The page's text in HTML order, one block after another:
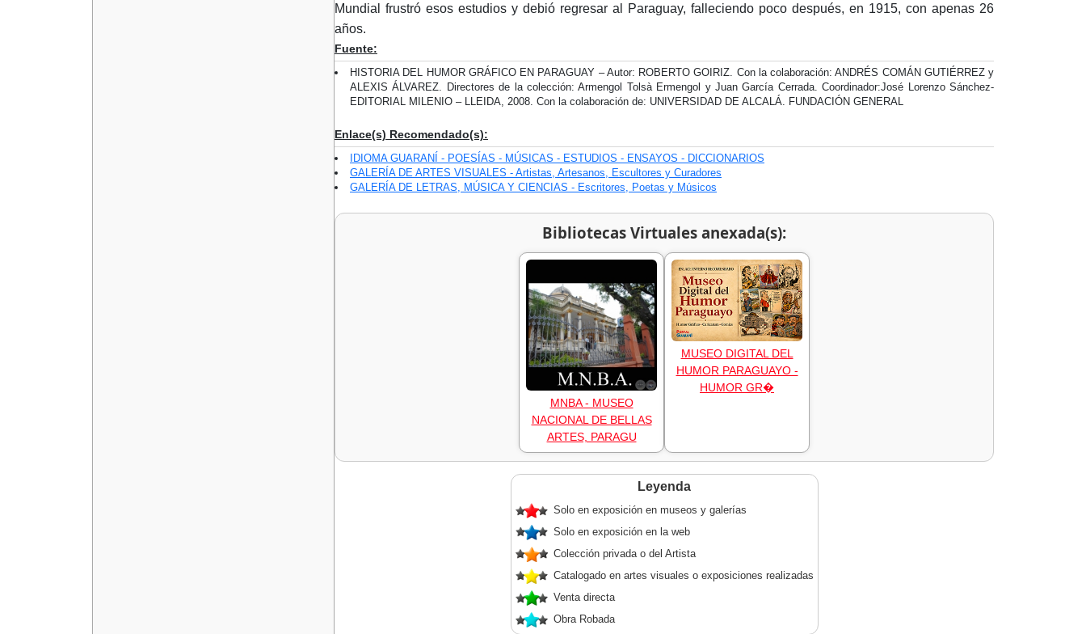
Mundial frustró esos estudios y debió regresar al Paraguay, falleciendo poco después, en 1915, con apenas 26
años.
Fuente:
HISTORIA DEL HUMOR GRÁFICO EN PARAGUAY – Autor: ROBERTO GOIRIZ. Con la colaboración: ANDRÉS COMÁN GUTIÉRREZ y
ALEXIS ÁLVAREZ. Directores de la colección: Armengol Tolsà Ermengol y Juan García Cerrada. Coordinador:José Lorenzo Sánchez-
EDITORIAL MILENIO – LLEIDA, 2008. Con la colaboración de: UNIVERSIDAD DE ALCALÁ. FUNDACIÓN GENERAL
Enlace(s) Recomendado(s):
IDIOMA GUARANÍ - POESÍAS - MÚSICAS - ESTUDIOS - ENSAYOS - DICCIONARIOS
GALERÍA DE ARTES VISUALES - Artistas, Artesanos, Escultores y Curadores
GALERÍA DE LETRAS, MÚSICA Y CIENCIAS - Escritores, Poetas y Músicos
Bibliotecas Virtuales anexada(s):
MNBA - MUSEO
NACIONAL DE BELLAS
ARTES, PARAGU
MUSEO DIGITAL DEL
HUMOR PARAGUAYO -
HUMOR GR�
Leyenda
Solo en exposición en museos y galerías
Solo en exposición en la web
Colección privada o del Artista
Catalogado en artes visuales o exposiciones realizadas
Venta directa
Obra Robada